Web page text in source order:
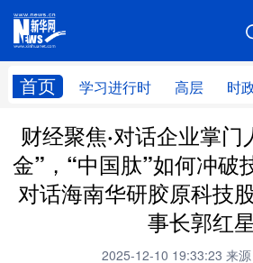
首页 学习进行时 高层 时
网站地图
学习进行时 高层 时
国际 财经 网
思客智库 全球
科创 量
财经聚焦·对话企业掌门
金”，“中国肽”如何冲
对话海南华研胶原科技
事长郭红星
2025-12-10 19:33:23 来